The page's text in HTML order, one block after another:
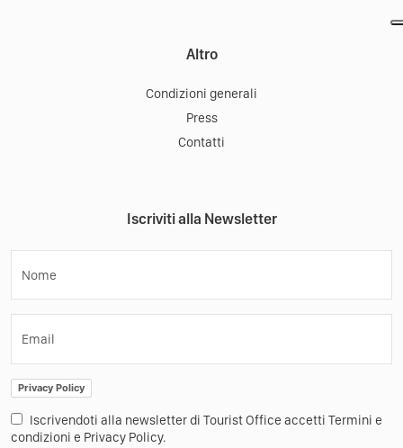
Altro
Condizioni generali
Press
Contatti
Iscriviti alla Newsletter
Nome
Email
Privacy Policy
Iscrivendoti alla newsletter di Tourist Office accetti Termini e
condizioni e Privacy Policy.